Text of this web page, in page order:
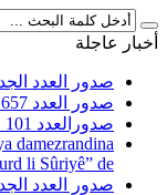
أخبار عاجلة
صدور العدد الجديد 658 من
صدور العدد 657 خاص بميلاد الحزب
صدورالعدد 101 من جريدة التقدمي
damezrandina
li Sûriyê” de
صدور العدد الجديد 656 من